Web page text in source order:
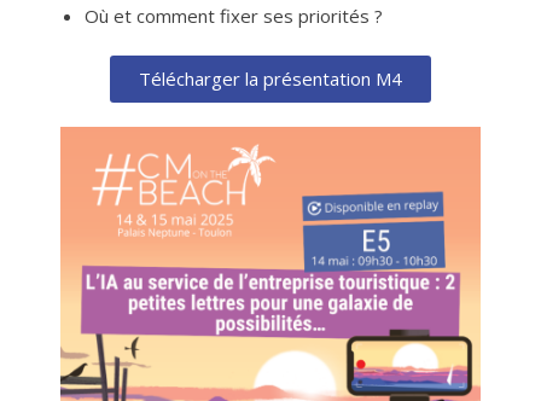
Où et comment fixer ses priorités ?
Télécharger la présentation M4